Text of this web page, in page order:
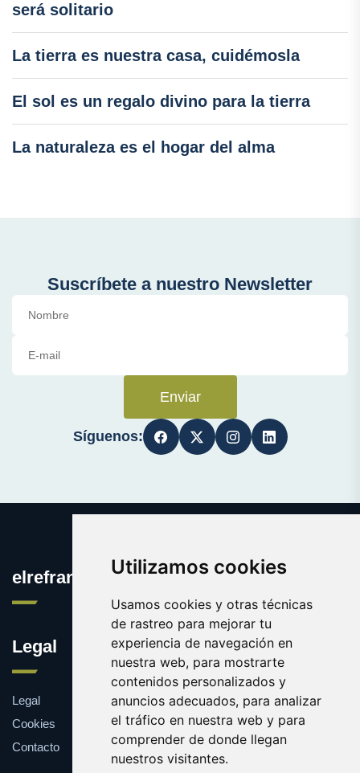
Utilizamos cookies
Usamos cookies y otras técnicas
de rastreo para mejorar tu
experiencia de navegación en
nuestra web, para mostrarte
contenidos personalizados y
anuncios adecuados, para analizar
el tráfico en nuestra web y para
comprender de donde llegan
nuestros visitantes.
será solitario
La tierra es nuestra casa, cuidémosla
El sol es un regalo divino para la tierra
La naturaleza es el hogar del alma
Suscríbete a nuestro Newsletter
Enviar
Síguenos:
elrefranero.es
Legal
Legal
Cookies
Contacto